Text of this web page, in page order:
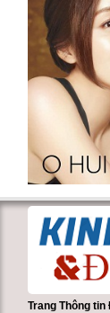
Trang Thông